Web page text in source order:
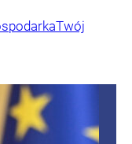
Twój